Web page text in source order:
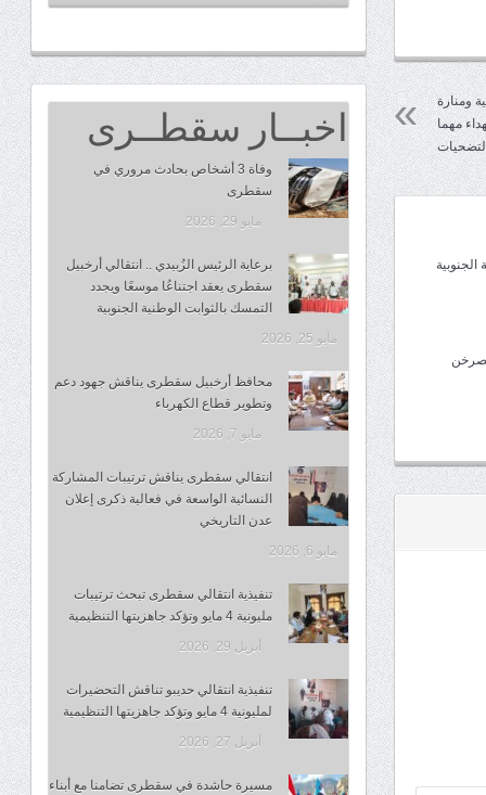
ومنارة
مهما
اخبــار سقطــرى
وفاة 3 أشخاص بحادث مروري في
سقطرى
مايو 29, 2026
برعاية الرئيس الزُبيدي .. انتقالي أرخبيل
سقطرى يعقد اجتناعُا موسعًا ويجدد
التمسك بالثوابت الوطنية الجنوبية
مايو 25, 2026
محافظ أرخبيل سقطرى يناقش جهود دعم
وتطوير قطاع الكهرباء
مايو 7, 2026
انتقالي سقطرى يناقش ترتيبات المشاركة
النسائية الواسعة في فعالية ذكرى إعلان
عدن التاريخي
مايو 6, 2026
تنفيذية انتقالي سقطرى تبحث ترتيبات
مليونية 4 مايو وتؤكد جاهزيتها التنظيمية
أبريل 29, 2026
تنفيذية انتقالي حديبو تناقش التحضيرات
لمليونية 4 مايو وتؤكد جاهزيتها التنظيمية
أبريل 27, 2026
مسيرة حاشدة في سقطرى تضامنا مع أبناء